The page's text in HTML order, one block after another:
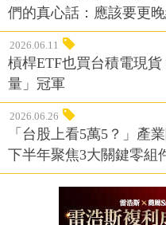
們的真心話：應該要更
2026.06.11
槓桿ETF也買台積電現
量」冠軍
2026.06.26
「台股上看5萬5？」產
下半年聚焦3大關鍵零組